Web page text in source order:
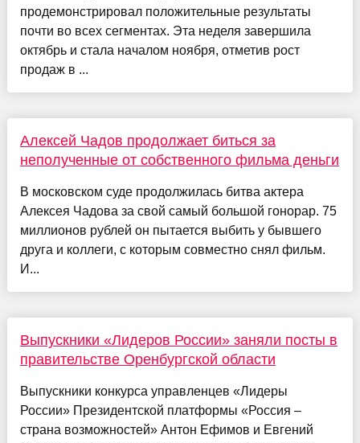
продемонстрировал положительные результаты
почти во всех сегментах. Эта неделя завершила
октябрь и стала началом ноября, отметив рост
продаж в ...
Алексей Чадов продолжает биться за
неполученные от собственного фильма деньги
В московском суде продолжилась битва актера
Алексея Чадова за свой самый большой гонорар. 75
миллионов рублей он пытается выбить у бывшего
друга и коллеги, с которым совместно снял фильм.
И...
Выпускники «Лидеров России» заняли посты в
правительстве Оренбургской области
Выпускники конкурса управленцев «Лидеры
России» Президентской платформы «Россия –
страна возможностей» Антон Ефимов и Евгений